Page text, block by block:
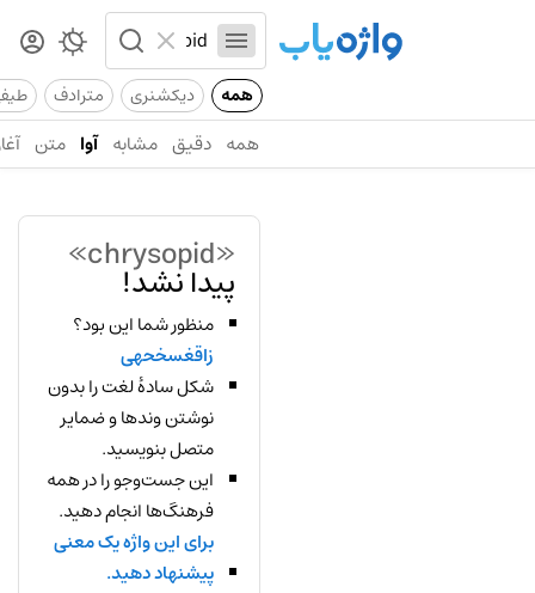
همه دیکشنری مترادف
همه دقیق مشابه آوا متن
«chrysopid»
پیدا نشد!
منظور شما این بود؟
زاقغسخحهی
شکل سادهٔ لغت را بدون
نوشتن وندها و ضمایر
متصل بنویسید.
این جست‌وجو را در همه
فرهنگ‌ها انجام دهید.
برای این واژه یک معنی
پیشنهاد دهید.